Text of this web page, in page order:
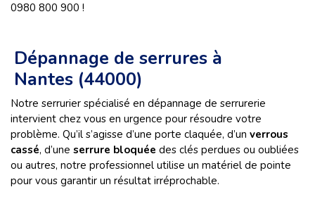
0980 800 900 !
Dépannage de serrures à
Nantes (44000)
Notre serrurier spécialisé en dépannage de serrurerie
intervient chez vous en urgence pour résoudre votre
problème. Qu’il s’agisse d’une porte claquée, d’un verrous
cassé, d’une serrure bloquée des clés perdues ou oubliées
ou autres, notre professionnel utilise un matériel de pointe
pour vous garantir un résultat irréprochable.